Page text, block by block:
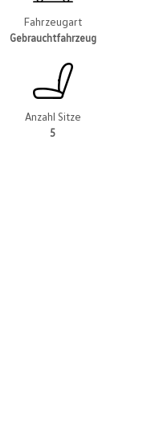
Fahrzeugart
Gebrauchtfahrzeug
Anzahl Sitze
5